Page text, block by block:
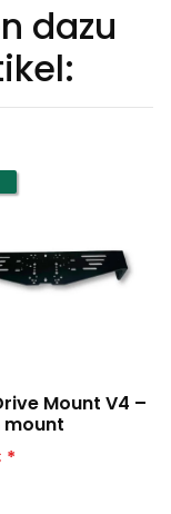
dazu
Mount V4 –
*